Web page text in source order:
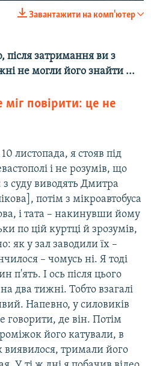
Завантажити на комп'ютер
після затримання ви з
не могли його знайти ...
міг повірити: це не
листопада, я стояв під
і не розумів, що
з суду виводять Дмитра
потім з мікроавтобуса
і тата – накинувши йому
по цій куртці й зрозумів,
як у зал заводили їх –
– чомусь ні. Я тоді
п'ять. І ось після цього
два тижні. Тобто взагалі
Напевно, у силовиків
говорити, де він. Потім
його катували, в
виявилося, тримали його